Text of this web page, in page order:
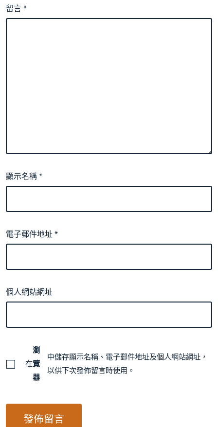
留言*
顯示名稱*
電子郵件地址*
個人網站網址
在
瀏
覽
器
中儲存顯示名稱、電子郵件地址及個人網站網址，
以供下次發佈留言時使用。